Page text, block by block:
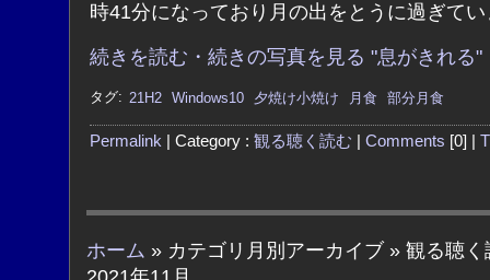
時41分になっており月の出をとうに過ぎて
続きを読む・続きの写真を見る "息がきれる"
タグ: 21H2 Windows10 夕焼け小焼け 月食 部分月食
Permalink | Category : 観る聴く読む Comments [0] |
ホーム » カテゴリ月別アーカイブ » 観る聴く